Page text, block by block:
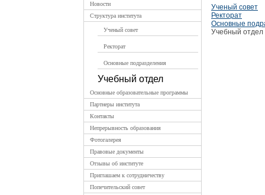
Новости
Структура института
Ученый совет
Ректорат
Основные подразделения
Учебный отдел
Основные образовательные программы
Партнеры института
Контакты
Непрерывность образования
Фотогалерея
Правовые документы
Отзывы об институте
Приглашаем к сотрудничеству
Попечительский совет
Ученый совет
Ректорат
Основные
Учебный отдел